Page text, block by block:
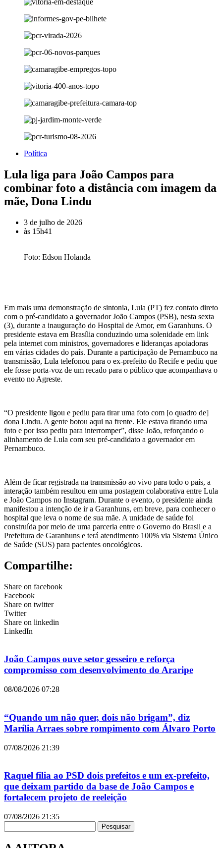
Política
Lula liga para João Campos para
combinar foto a distância com imagem da
mãe, Dona Lindu
3 de julho de 2026
às 15h41
Foto: Edson Holanda
Em mais uma demonstração de sintonia, Lula (PT) fez contato direto
com o pré-candidato a governador João Campos (PSB), nesta sexta
(3), durante a inauguração do Hospital de Amor, em Garanhuns. O
presidente estava em Brasília conduzindo uma solenidade em link
pela internet com ministros, governadores e lideranças apoiadoras
em várias cidades do país. Durante a participação de Pernambuco na
transmissão, Lula telefonou para o ex-prefeito do Recife e pediu que
ele fosse porta-voz de um recado para o público que acompanhava o
evento no Agreste.
“O presidente ligou e pediu para tirar uma foto com [o quadro de]
dona Lindu. A gente botou aqui na frente. Ele estava tirando uma
foto e por isso pediu para interromper”, disse João, reforçando o
alinhamento de Lula com seu pré-candidato a governador em
Pernambuco.
Além de ficar registrada na transmissão ao vivo para todo o país, a
interação também resultou em uma postagem colaborativa entre Lula
e João Campos no Instagram. Durante o evento, o presidente ainda
manifestou a intenção de ir a Garanhuns, em breve, para conhecer o
hospital que leva o nome de sua mãe. A unidade de saúde foi
construída por meio de uma parceria entre o Governo do Brasil e a
Prefeitura de Garanhuns e terá atendimento 100% via Sistema Único
de Saúde (SUS) para pacientes oncológicos.
Compartilhe:
Share on facebook
Facebook
Share on twitter
Twitter
Share on linkedin
LinkedIn
João Campos ouve setor gesseiro e reforça
compromisso com desenvolvimento do Araripe
08/08/2026 07:28
“Quando um não quer, dois não brigam”, diz
Marília Arraes sobre rompimento com Álvaro Porto
07/08/2026 21:39
Raquel filia ao PSD dois prefeitos e um ex-prefeito,
que deixam partido da base de João Campos e
fortalecem projeto de reeleição
07/08/2026 21:35
Pesquisar